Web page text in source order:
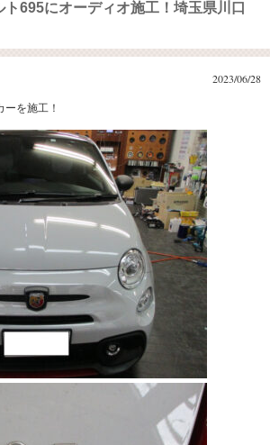
695にオーディオ施工！埼玉県川口
2023/06/28
を施工！